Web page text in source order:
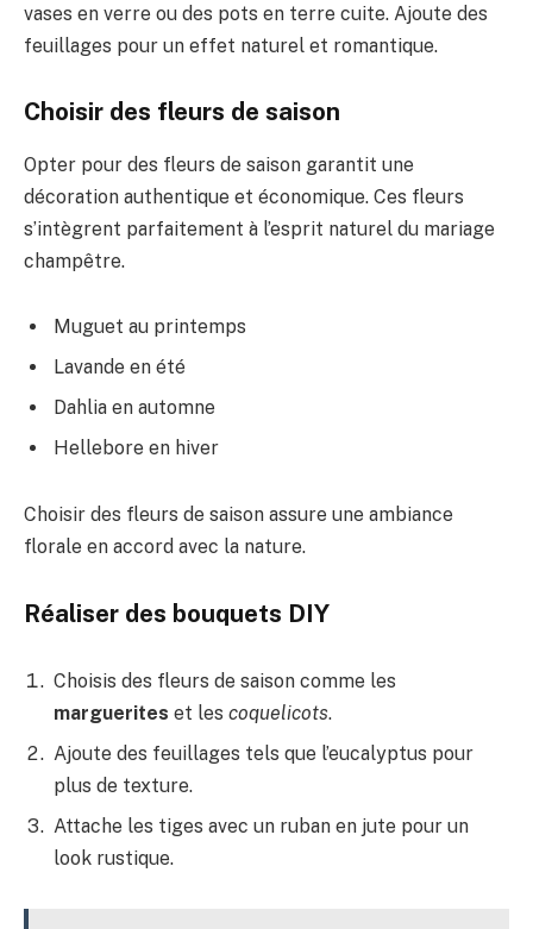
vases en verre ou des pots en terre cuite. Ajoute des
feuillages pour un effet naturel et romantique.
Choisir des fleurs de saison
Opter pour des fleurs de saison garantit une
décoration authentique et économique. Ces fleurs
s’intègrent parfaitement à l’esprit naturel du mariage
champêtre.
Muguet au printemps
Lavande en été
Dahlia en automne
Hellebore en hiver
Choisir des fleurs de saison assure une ambiance
florale en accord avec la nature.
Réaliser des bouquets DIY
Choisis des fleurs de saison comme les
marguerites et les coquelicots.
Ajoute des feuillages tels que l’eucalyptus pour
plus de texture.
Attache les tiges avec un ruban en jute pour un
look rustique.